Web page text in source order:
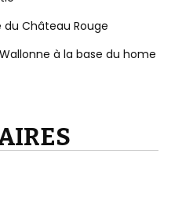
du Château Rouge
à la base du home